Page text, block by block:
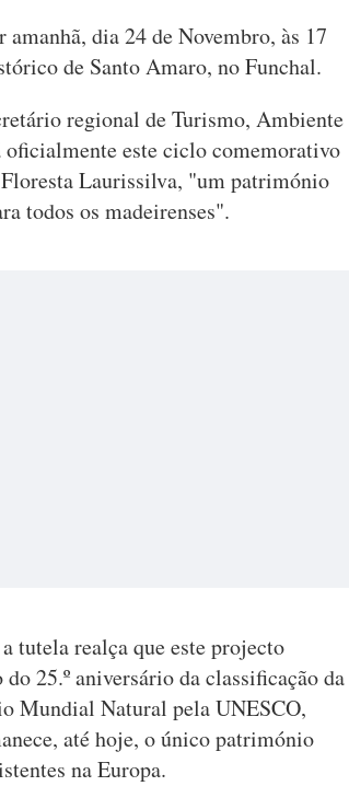
dia 24 de Novembro, às 17
de Santo Amaro, no Funchal.
regional de Turismo, Ambiente
oficialmente este ciclo comemorativo
Laurissilva, "um património
todos os madeirenses".
tutela realça que este projecto
25.º aniversário da classificação da
Mundial Natural pela UNESCO,
até hoje, o único património
na Europa.